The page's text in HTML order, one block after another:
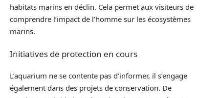
habitats marins en déclin. Cela permet aux visiteurs de
comprendre l’impact de l’homme sur les écosystèmes
marins.
Initiatives de protection en cours
L’aquarium ne se contente pas d’informer, il s’engage
également dans des projets de conservation. De